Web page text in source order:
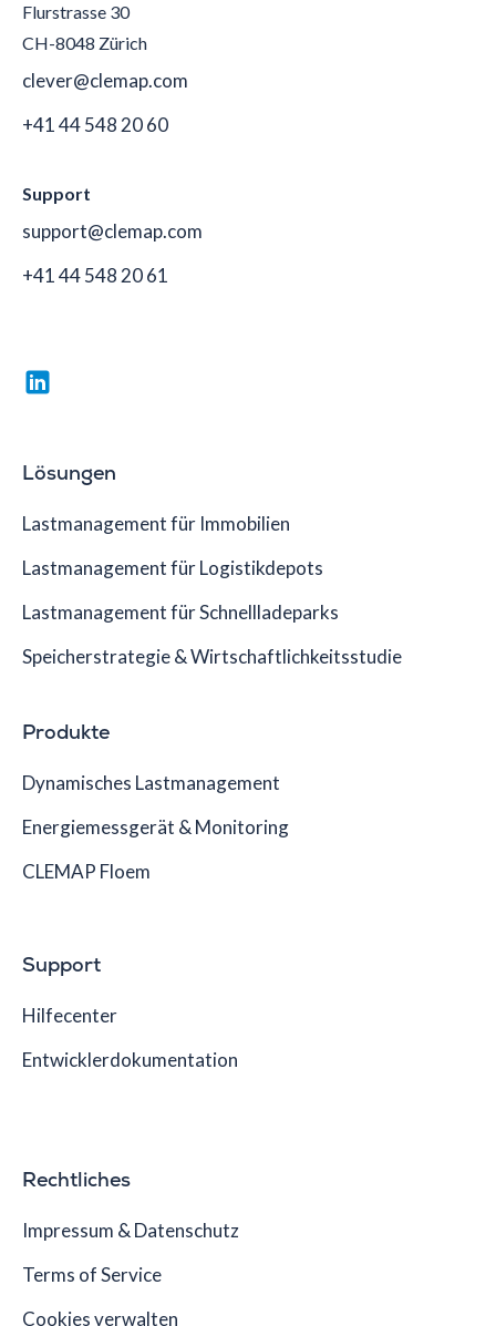
Flurstrasse 30
CH-8048 Zürich
clever@clemap.com
+41 44 548 20 60
Support
support@clemap.com
+41 44 548 20 61
Lösungen
Lastmanagement für Immobilien
Lastmanagement für Logistikdepots
Lastmanagement für Schnellladeparks
Speicherstrategie & Wirtschaftlichkeitsstudie
Produkte
Dynamisches Lastmanagement
Energiemessgerät & Monitoring
CLEMAP Floem
Support
Hilfecenter
Entwicklerdokumentation
Rechtliches
Impressum & Datenschutz
Terms of Service
Cookies verwalten